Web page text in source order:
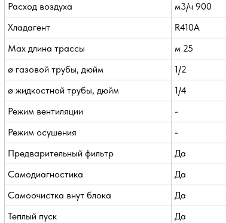
Расход воздуха
м3/ч 900
Хладагент
R410A
Max длина трассы
м 25
ø газовой трубы, дюйм
1/2
ø жидкостной трубы, дюйм
1/4
Режим вентиляции
-
Режим осушения
-
Предварительный фильтр
Да
Самодиагностика
Да
Самоочистка внут блока
Да
Теплый пуск
Да